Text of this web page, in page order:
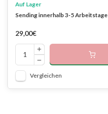
Auf Lager
Sending innerhalb 3-5 Arbeitstage
29,00€
Vergleichen